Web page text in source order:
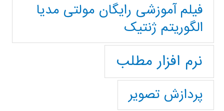
فیلم آموزشی رایگان مولتی مدیا
الگوریتم ژنتیک
نرم افزار مطلب
پردازش تصویر